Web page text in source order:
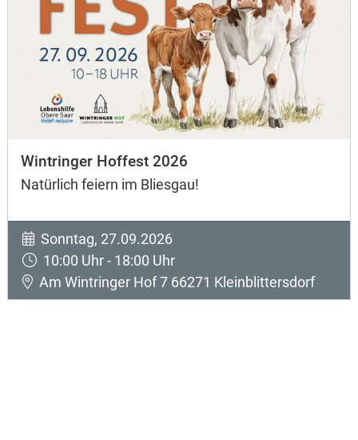
Wintringer Hoffest 2026
Natürlich feiern im Bliesgau!
Sonntag, 27.09.2026
10:00 Uhr - 18:00 Uhr
Am Wintringer Hof 7 66271 Kleinblittersdorf